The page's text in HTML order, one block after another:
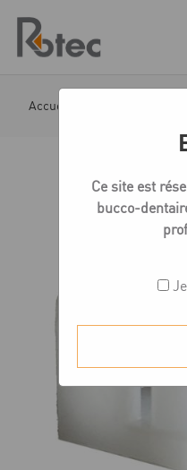
content
Accueil
Ce site est
bucco-
Je